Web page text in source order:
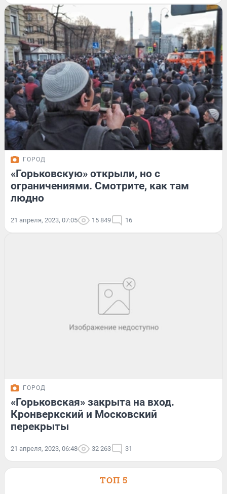
ГОРОД
«Горьковскую» открыли, но с
ограничениями. Смотрите, как там
людно
21 апреля, 2023, 07:05 15 849 16
ГОРОД
«Горьковская» закрыта на вход.
Кронверкский и Московский
перекрыты
21 апреля, 2023, 06:48 32 263 31
ТОП 5